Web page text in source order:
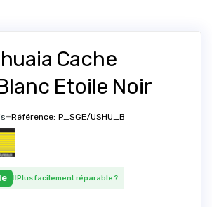
Cache
Etoile Noir
-Référence: P_SGE/USHU_B
Plus facilement réparable ?